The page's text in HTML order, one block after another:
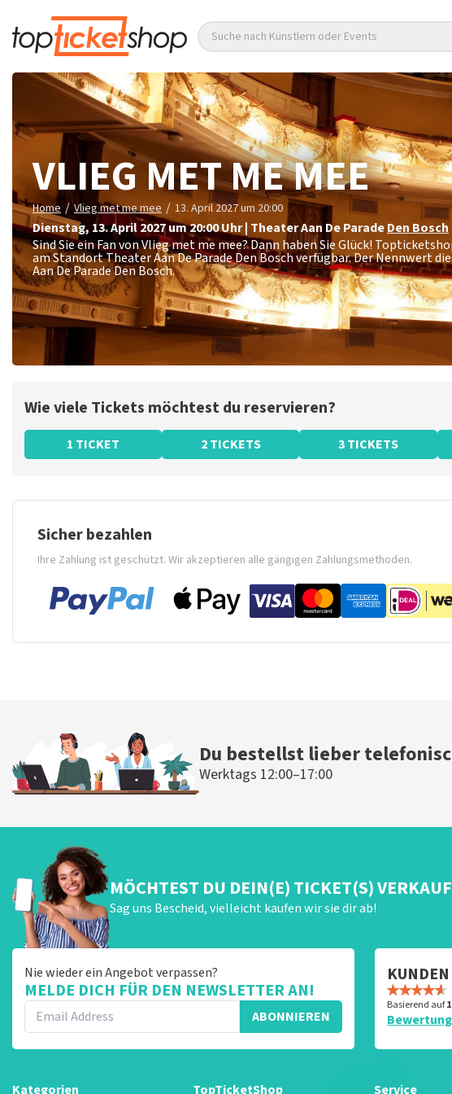
Suche nach Künstlern oder Events
VLIEG MET ME MEE
Home / Vlieg met me mee / 13. April 2027 um 20:00
Dienstag, 13. April 2027 um 20:00Uhr| Theater Aan De ParadeDen Bosch
Sind Sie ein Fan von Vlieg met me mee? Dann haben Sie Glück!
am Standort Theater Aan De Parade Den Bosch verfügbar. Der Nennwert
Aan De Parade Den Bosch.
Wie viele Tickets möchtest du reservieren?
1 TICKET 2 TICKETS 3 TICKETS
Sicher bezahlen
Ihre Zahlung ist geschützt. Wir akzeptieren alle gängigen Zahlungsmethoden.
Du bestellst lieber
Werktags 12:00–17:00
MÖCHTEST DU DEIN(E) TICKET(S)
Sag uns Bescheid, vielleicht kaufen wir sie dir ab!
Nie wieder ein Angebot verpassen?
MELDE DICH FÜR DEN NEWSLETTER AN!
ABONNIEREN
Basierend auf
Kategorien TopTicketShop Service